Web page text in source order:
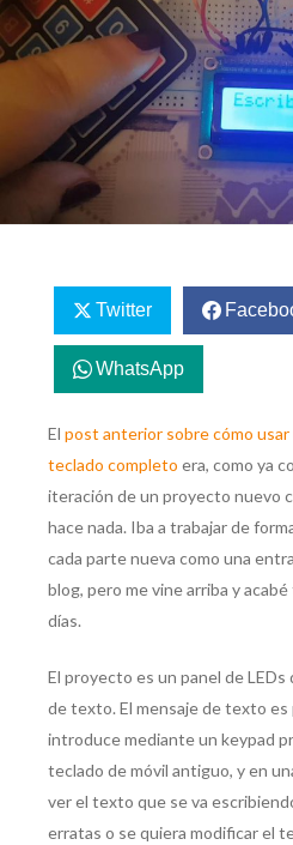
Twitter
WhatsApp
El post anterior sobre cómo usar
teclado completo era, como ya
iteración de un proyecto nuevo
hace nada. Iba a trabajar de
cada parte nueva como una
blog, pero me vine arriba y
días.
El proyecto es un panel de
de texto. El mensaje de texto es
introduce mediante un keypad
teclado de móvil antiguo, y en
ver el texto que se va
erratas o se quiera modificar el